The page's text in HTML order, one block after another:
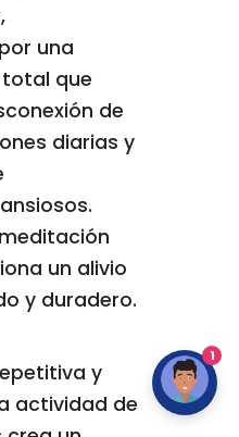
una
que
de
diarias y
un alivio
y duradero.
y
actividad de
1